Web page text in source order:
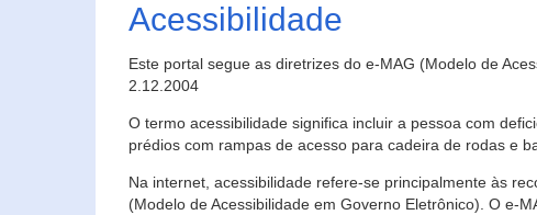
Acessibilidade
Este portal segue as diretrizes do e-MAG (Modelo de
2.12.2004
O termo acessibilidade significa incluir a pessoa com
prédios com rampas de acesso para cadeira de rodas e
Na internet, acessibilidade refere-se principalmente às
(Modelo de Acessibilidade em Governo Eletrônico). O e-